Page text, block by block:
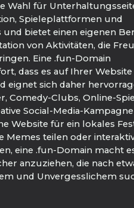
Wahl für
Spieleplattformen und
bietet einen eigenen
von Aktivitäten, die
Eine .fun-Domain
dass es auf Ihrer
eignet sich daher
Comedy-Clubs, Online-
Social-Media-
Website für ein lokales
Memes teilen oder
eine .fun-Domain macht
anzuziehen, die nach
und Unvergesslichem